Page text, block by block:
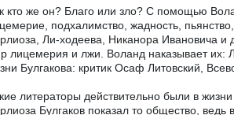
кто же он? Благо или зло? С помощью
подхалимство, жадность,
Ли-ходеева, Никанора Ивановича и
лицемерия и лжи. Воланд наказывает их:
Булгакова: критик Осаф Литовский,
литераторы действительно были в
Булгаков показал то общество,